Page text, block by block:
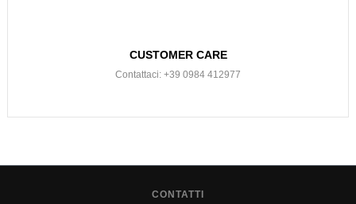
CUSTOMER CARE
Contattaci: +39 0984 412977
CONTATTI